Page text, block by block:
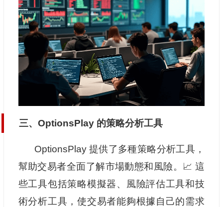
三、OptionsPlay 的策略分析工具
OptionsPlay 提供了多種策略分析工具，
幫助交易者全面了解市場動態和風險。📈 這
些工具包括策略模擬器、風險評估工具和技
術分析工具，使交易者能夠根據自己的需求